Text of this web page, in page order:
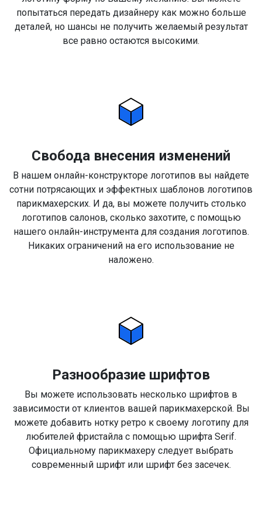
попытаться передать дизайнеру как можно больше
деталей, но шансы не получить желаемый результат
все равно остаются высокими.
Свобода внесения изменений
В нашем онлайн-конструкторе логотипов вы найдете
сотни потрясающих и эффектных шаблонов логотипов
парикмахерских. И да, вы можете получить столько
логотипов салонов, сколько захотите, с помощью
нашего онлайн-инструмента для создания логотипов.
Никаких ограничений на его использование не
наложено.
Разнообразие шрифтов
Вы можете использовать несколько шрифтов в
зависимости от клиентов вашей парикмахерской. Вы
можете добавить нотку ретро к своему логотипу для
любителей фристайла с помощью шрифта Serif.
Официальному парикмахеру следует выбрать
современный шрифт или шрифт без засечек.